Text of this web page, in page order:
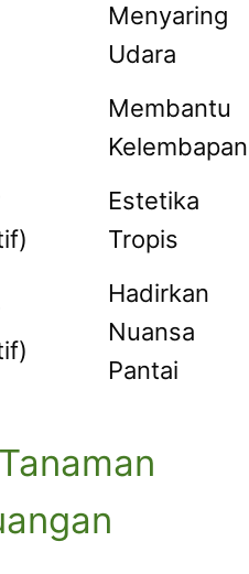
Menyaring
Udara
Membantu
Kelembapan
Estetika
Tropis
Hadirkan
Nuansa
Pantai